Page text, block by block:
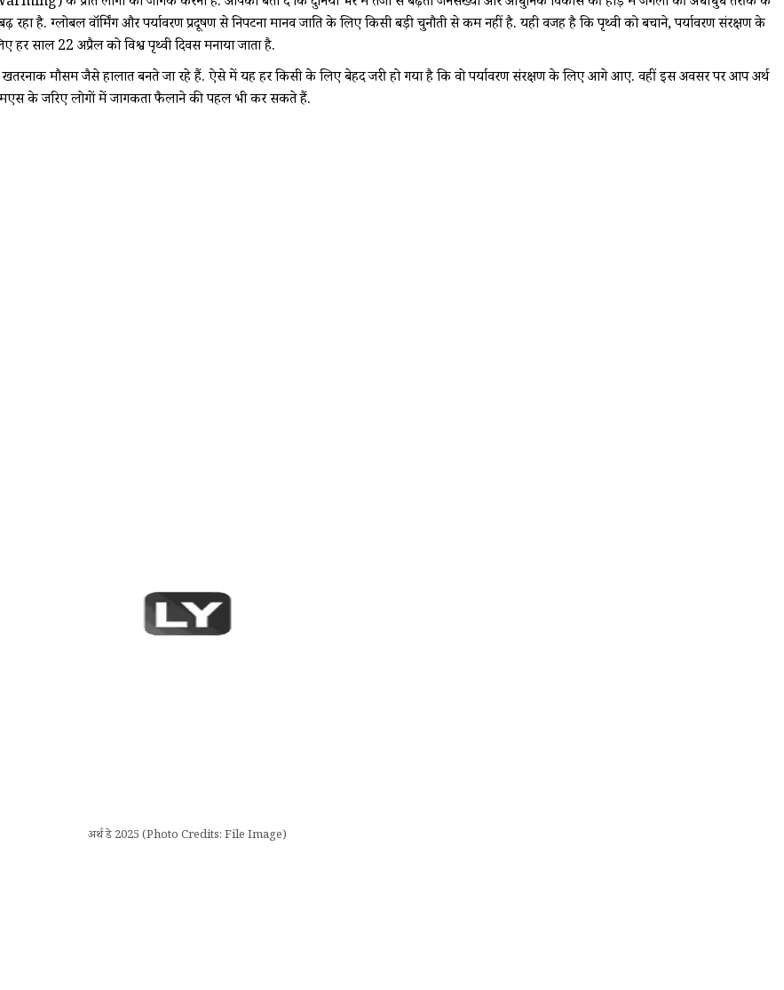
है. ग्लोबल वॉर्मिंग और पर्यावरण प्रदूषण से निपटना मानव जाति के लिए किसी बड़ी चुनौती से कम नहीं है. यही वजह है कि पृथ्वी को बचाने, पर्यावरण संरक्षण के
साल 22 अप्रैल को विश्व पृथ्वी दिवस मनाया जाता है.
मौसम जैसे हालात बनते जा रहे हैं. ऐसे में यह हर किसी के लिए बेहद जरूरी हो गया है कि वो पर्यावरण संरक्षण के लिए आगे आए. वहीं इस अवसर पर आप अर्थ
के जरिए लोगों में जागरूकता फैलाने की पहल भी कर सकते हैं.
अर्थ डे 2025 (Photo Credits: File Image)